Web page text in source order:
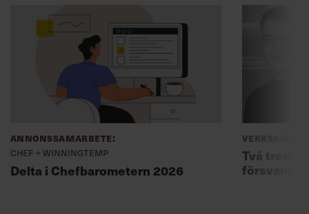
Annonssamarbete:
Chef + Winningtemp
Delta i Chefbarometern 2026
Två
försvann